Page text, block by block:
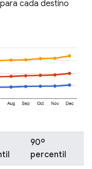
cada destino
90º
percentil